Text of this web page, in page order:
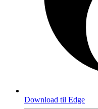
Download til Edge